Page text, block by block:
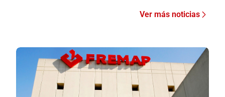
Ver más noticias